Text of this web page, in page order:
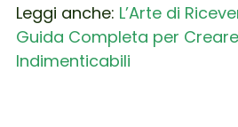
Leggi anche: L’Arte di
Guida Completa per
Indimenticabili